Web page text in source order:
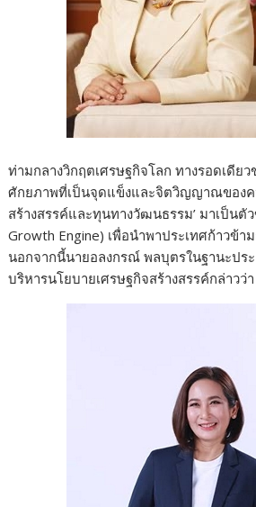
ท่ามกลางวิกฤตเศรษฐกิจโลก ทางรอดเดียว
ศักยภาพที่เป็นจุดแข็งและจิตวิญญาณของค
สร้างสรรค์และทุนทางวัฒนธรรม’ มาเป็นตั
Growth Engine) เพื่อนำพาประเทศก้าวข้า
นอกจากนี้นายอลงกรณ์ พลบุตรในฐานะปร
บริหารนโยบายเศรษฐกิจสร้างสรรค์กล่าวว่า